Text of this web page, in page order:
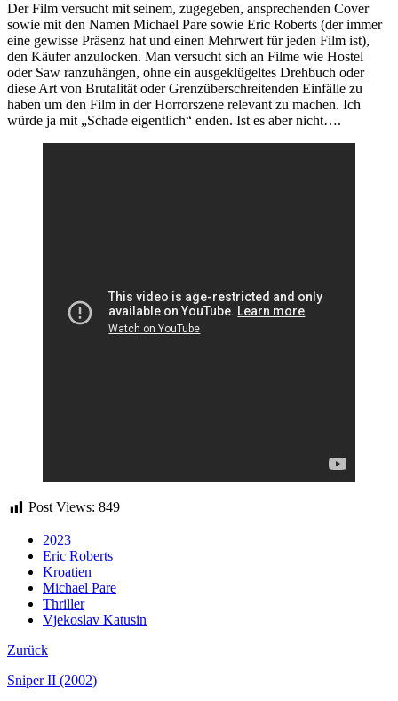
Der Film versucht mit seinem, zugegeben, ansprechenden Cover
sowie mit den Namen Michael Pare sowie Eric Roberts (der immer
eine gewisse Präsenz hat und einen Mehrwert für jeden Film ist),
den Käufer anzulocken. Man versucht sich an Filme wie Hostel
oder Saw ranzuhängen, ohne ein ausgeklügeltes Drehbuch oder
diese Art von Brutalität oder Grenzüberschreitenden Einfälle zu
haben um den Film in der Horrorszene relevant zu machen. Ich
würde ja mit „Schade eigentlich“ enden. Ist es aber nicht….
Post Views: 849
2023
Eric Roberts
Kroatien
Michael Pare
Thriller
Vjekoslav Katusin
Zurück
Sniper II (2002)